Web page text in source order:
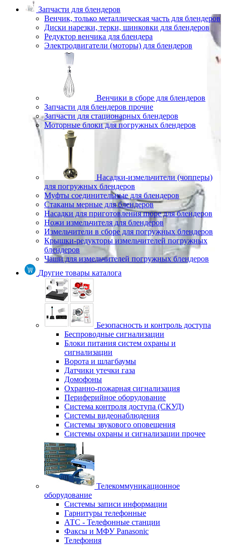
Запчасти для блендеров
Венчик, только металлическая часть для блендеров
Диски нарезки, терки, шинковки для блендеров
Редуктор венчика для блендера
Электродвигатели (моторы) для блендеров
Венчики в сборе для блендеров
Запчасти для блендеров прочие
Запчасти для стационарных блендеров
Моторные блоки для погружных блендеров
Насадки-измельчители (чопперы)
для погружных блендеров
Муфты соединительные для блендеров
Стаканы мерные для блендеров
Насадки для приготовления пюре для блендеров
Ножи измельчителя для блендеров
Измельчители в сборе для погружных блендеров
Крышки-редукторы измельчителей погружных
блендеров
Чаши для измельчителей погружных блендеров
Другие товары каталога
Безопасность и контроль доступа
Беспроводные сигнализации
Блоки питания систем охраны и
сигнализации
Ворота и шлагбаумы
Датчики утечки газа
Домофоны
Охранно-пожарная сигнализация
Периферийное оборудование
Система контроля доступа (СКУД)
Системы видеонаблюдения
Системы звукового оповещения
Системы охраны и сигнализации прочее
Телекоммуникационное
оборудование
Системы записи информации
Гарнитуры телефонные
АТС - Телефонные станции
Факсы и МФУ Panasonic
Телефония